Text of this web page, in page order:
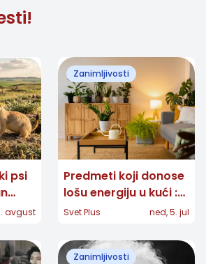
psi
ko
avgust
Zanimljivosti
Predmeti koji donose
lošu energiju u kući :
šta bi trebalo ukloniti
Svet Plus ned, 5. jul
Zanimljivosti